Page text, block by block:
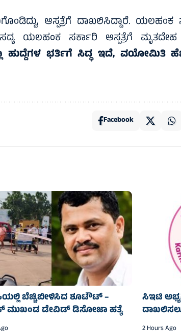
ಆಸ್ಪತ್ರೆಗೆ ದಾಖಲಿಸಿದ್ದಾರೆ. ಯಲಹಂಕ
ಯಲಹಂಕ ಸರ್ಕಾರಿ ಆಸ್ಪತ್ರೆಗೆ
ಹುದ್ದೆಗಳ ಭರ್ತಿಗೆ ಸಿದ್ಧ ಇದೆ, ವಯೋಮಿತಿ
Facebook
ಬೆಚ್ಚಿಬೀಳಿಸಿದ ಶೂಟೌಟ್ –
ಮುಖಂಡ ಡೇವಿಡ್ ಡಿಸೋಜಾ ಹತ್ಯೆ
ಸಿಇಟಿ